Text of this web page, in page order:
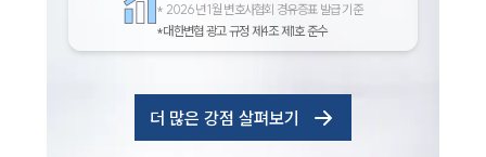
* 2026년 1월 변호사협회 경유증표 발급 기준
*대한변협 광고 규정 제4조 제1호 준수
더 많은 강점 살펴보기